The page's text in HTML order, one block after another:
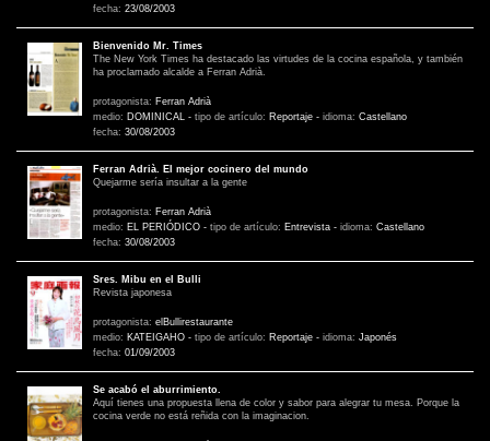
fecha: 23/08/2003
Bienvenido Mr. Times
The New York Times ha destacado las virtudes de la cocina española, y también
ha proclamado alcalde a Ferran Adrià.
protagonista: Ferran Adrià
medio: DOMINICAL - tipo de artículo: Reportaje - idioma: Castellano
fecha: 30/08/2003
Ferran Adrià. El mejor cocinero del mundo
Quejarme sería insultar a la gente
protagonista: Ferran Adrià
medio: EL PERIÓDICO - tipo de artículo: Entrevista - idioma: Castellano
fecha: 30/08/2003
Sres. Mibu en el Bulli
Revista japonesa
protagonista: elBullirestaurante
medio: KATEIGAHO - tipo de artículo: Reportaje - idioma: Japonés
fecha: 01/09/2003
Se acabó el aburrimiento.
Aquí tienes una propuesta llena de color y sabor para alegrar tu mesa. Porque la
cocina verde no está reñida con la imaginacion.